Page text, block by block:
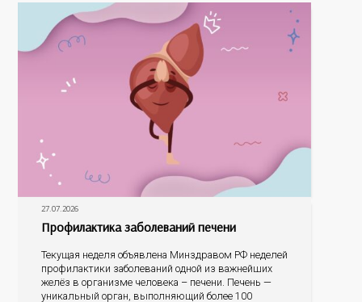
27.07.2026
Профилактика заболеваний печени
Текущая неделя объявлена Минздравом РФ неделей
профилактики заболеваний одной из важнейших
желёз в организме человека – печени. Печень —
уникальный орган, выполняющий более 100